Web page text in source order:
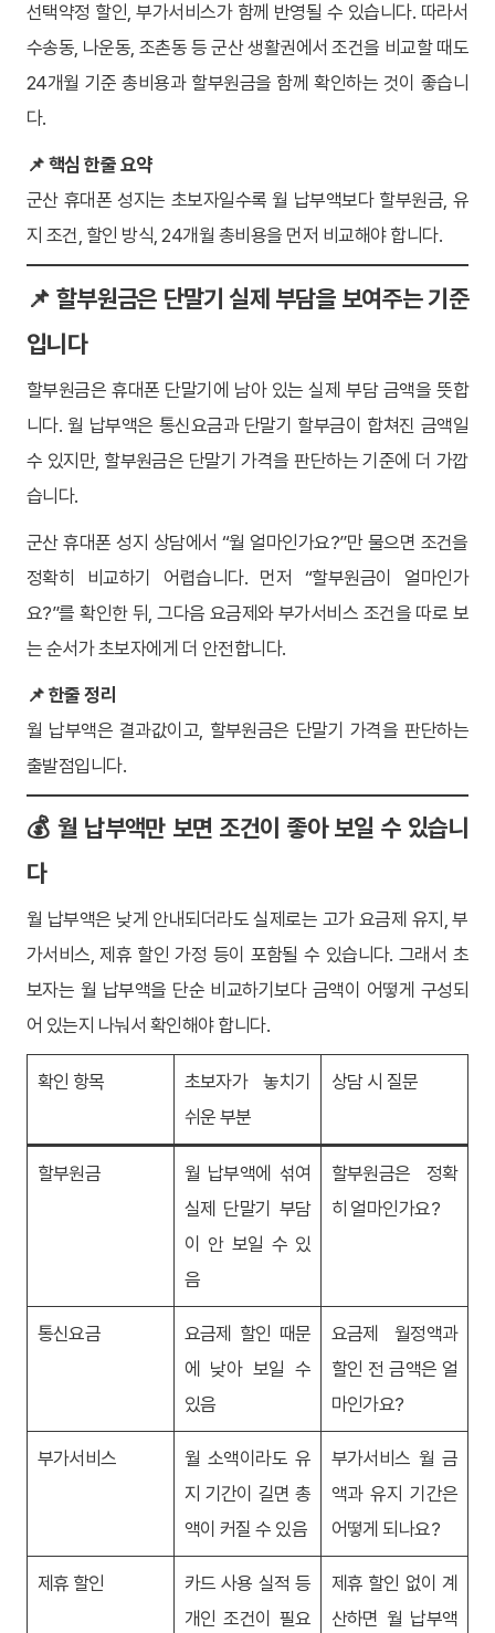
선택약정 할인, 부가서비스가 함께 반영될 수 있습니다. 따라서
수송동, 나운동, 조촌동 등 군산 생활권에서 조건을 비교할 때도
24개월 기준 총비용과 할부원금을 함께 확인하는 것이 좋습니
다.
📌 핵심 한줄 요약
군산 휴대폰 성지는 초보자일수록 월 납부액보다 할부원금, 유
지 조건, 할인 방식, 24개월 총비용을 먼저 비교해야 합니다.
📌 할부원금은 단말기 실제 부담을 보여주는 기준
입니다
할부원금은 휴대폰 단말기에 남아 있는 실제 부담 금액을 뜻합
니다. 월 납부액은 통신요금과 단말기 할부금이 합쳐진 금액일
수 있지만, 할부원금은 단말기 가격을 판단하는 기준에 더 가깝
습니다.
군산 휴대폰 성지 상담에서 “월 얼마인가요?”만 물으면 조건을
정확히 비교하기 어렵습니다. 먼저 “할부원금이 얼마인가
요?”를 확인한 뒤, 그다음 요금제와 부가서비스 조건을 따로 보
는 순서가 초보자에게 더 안전합니다.
📌 한줄 정리
월 납부액은 결과값이고, 할부원금은 단말기 가격을 판단하는
출발점입니다.
💰 월 납부액만 보면 조건이 좋아 보일 수 있습니
다
월 납부액은 낮게 안내되더라도 실제로는 고가 요금제 유지, 부
가서비스, 제휴 할인 가정 등이 포함될 수 있습니다. 그래서 초
보자는 월 납부액을 단순 비교하기보다 금액이 어떻게 구성되
어 있는지 나눠서 확인해야 합니다.
확인 항목
초보자가 놓치기
쉬운 부분
상담 시 질문
할부원금
월 납부액에 섞여
실제 단말기 부담
이 안 보일 수 있
음
할부원금은 정확
히 얼마인가요?
통신요금
요금제 할인 때문
에 낮아 보일 수
있음
요금제 월정액과
할인 전 금액은 얼
마인가요?
부가서비스
월 소액이라도 유
지 기간이 길면 총
액이 커질 수 있음
부가서비스 월 금
액과 유지 기간은
어떻게 되나요?
제휴 할인
카드 사용 실적 등
개인 조건이 필요
제휴 할인 없이 계
산하면 월 납부액